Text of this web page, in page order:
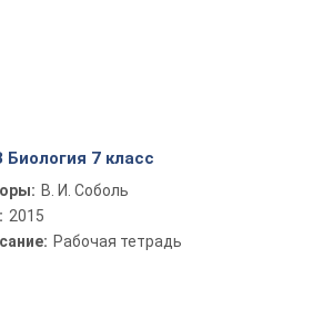
Биология 7 класс
В. И. Соболь
2015
Рабочая тетрадь